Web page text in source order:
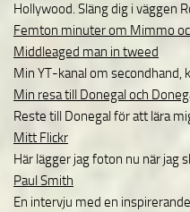
Hollywood. Släng dig i väggen
Femton minuter om Mimmo
Middleaged man in tweed
Min YT-kanal om secondhand,
Min resa till Donegal och
Reste till Donegal för att lära
Mitt Flickr
Här lägger jag foton nu när jag
Paul Smith
En intervju med en